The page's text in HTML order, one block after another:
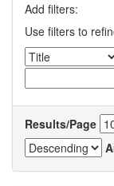
Add filters:
Use filters to
Results/Page